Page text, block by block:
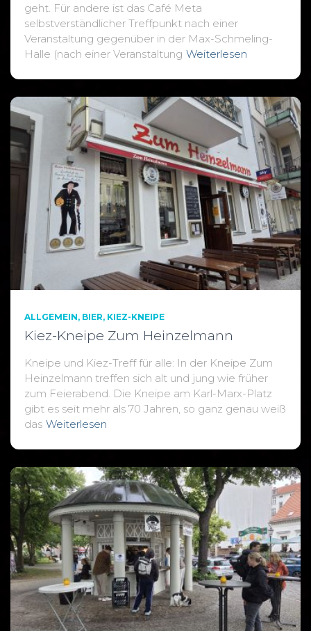
geht. Für andere ist das Café Meta
selbstverständlicher Treffpunkt nach einer
Veranstaltung gegenüber in der Max-Schmeling-
Halle (nach einer Veranstaltung Weiterlesen
ALLGEMEIN BIER KIEZ-KNEIPE
Kiez-Kneipe Zum Heinzelmann
Kneipe und Kiez-Treff für alle: In der Kneipe Zum
Heinzelmann treffen sich alt und jung wie früher
zum Feierabend. Die Kneipe am Karl-Marx-Platz
gibt es seit mehr als 70 Jahren, so ganz genau weiß
das Weiterlesen